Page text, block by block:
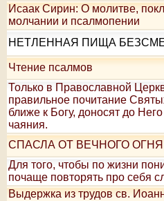
Исаак Сирин: О молитве,
молчании и псалмопении
НЕТЛЕННАЯ ПИЩА
Чтение псалмов
Только в Православной
правильное почитание
ближе к Богу, доносят до
чаяния.
СПАСЛА ОТ ВЕЧНОГО ОГНЯ
Для того, чтобы по жизни
почаще повторять про себя
Выдержка из трудов св.